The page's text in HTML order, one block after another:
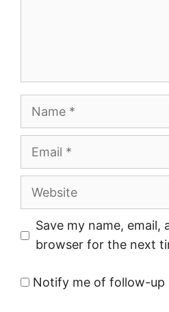
Website
Save my name, email,
browser for the next
Notify me of follow-up